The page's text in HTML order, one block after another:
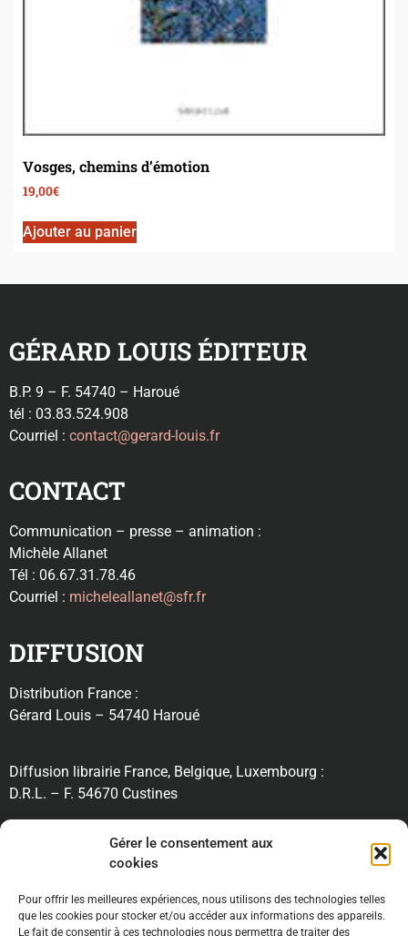
Gérer le consentement aux
cookies
Pour offrir les meilleures expériences, nous utilisons des technologies telles
que les cookies pour stocker et/ou accéder aux informations des appareils.
Le fait de consentir à ces technologies nous permettra de traiter des
Vosges, chemins d’émotion
19,00€
Ajouter au panier
GÉRARD LOUIS ÉDITEUR
B.P. 9 – F. 54740 – Haroué
tél : 03.83.524.908
Courriel : contact@gerard-louis.fr
CONTACT
Communication – presse – animation :
Michèle Allanet
Tél : 06.67.31.78.46
Courriel : micheleallanet@sfr.fr
DIFFUSION
Distribution France :
Gérard Louis – 54740 Haroué
Diffusion librairie France, Belgique, Luxembourg :
D.R.L. – F. 54670 Custines
RECHERCHE
INFORMATIONS